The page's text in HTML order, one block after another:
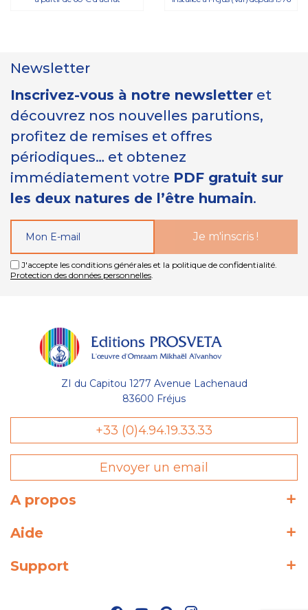
Newsletter
Inscrivez-vous à notre newsletter et
découvrez nos nouvelles parutions,
profitez de remises et offres
périodiques… et obtenez
immédiatement votre PDF gratuit sur
les deux natures de l’être humain.
J'accepte les conditions générales et la politique de confidentialité.
Protection des données personnelles
ZI du Capitou 1277 Avenue Lachenaud
83600 Fréjus
+33 (0)4.94.19.33.33
Envoyer un email
A propos
Aide
Support